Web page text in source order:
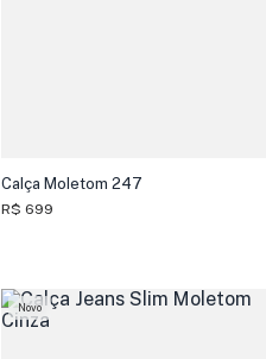
Calça Moletom 247
R$ 699
Novo